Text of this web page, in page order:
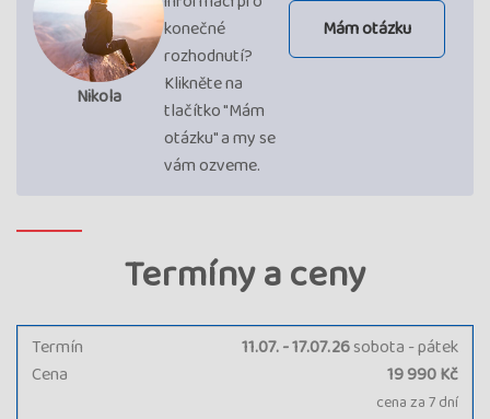
Nikola
konečné
rozhodnutí?
Klikněte na
tlačítko "Mám
otázku" a my se
vám ozveme.
Mám otázku
Termíny a ceny
Termín 11.07. - 17.07.26sobota - pátek
Cena 19 990 Kč
cena za 7 dní